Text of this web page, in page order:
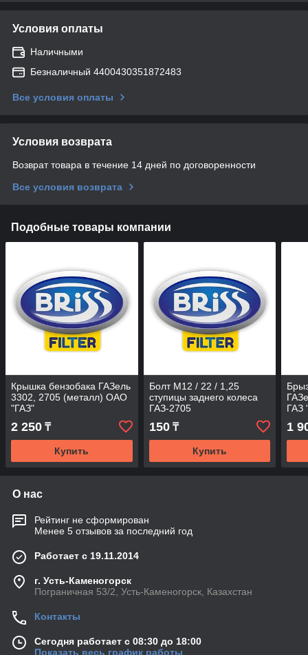
Условия оплаты
Наличными
Безналичный 4400430351872483
Все условия оплаты
Условия возврата
Возврат товара в течение 14 дней по договоренности
Все условия возврата
Подобные товары компании
Крышка бензобака ГАЗель
3302, 2705 (металл) ОАО
"ГАЗ"
2 250 ₸
Купить
Болт М12 / 22 / 1,25
ступицы заднего колеса
ГАЗ-2705
150₸
Купить
ГАЗ
1
О нас
Рейтинг не сформирован
Менее 5 отзывов за последний год
Работает с 19.11.2014
г. Усть-Каменогорск
Пограничная 53/2, Усть-Каменогорск, Казахстан
Контакты
Сегодня работает с 08:30 до 18:00
Показать весь график работы